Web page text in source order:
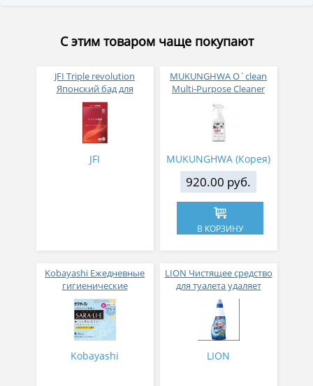
С этим товаром чаще покупают
JFI Triple revolution
Японский бад для
быстрого похудения 60
таблеток на 30 дней
JFI
MUKUNGHWA O`clean
Multi-Purpose Cleaner
Kitchen Натуральное
экологически
безопасное
многоцелевое чистящее
мл
MUKUNGHWA (Корея)
920.00 руб.
В КОРЗИНУ
Kobayashi Ежедневные
гигиенические
прокладки Sarasaty Sara-
li-e с цветочным
ароматом 72 шт
Kobayashi
LION Чистящее средство
для туалета удаляет
стойкие загрязнения,
дезинфицирующее,
дезодорующее с
ароматом свежих трав
LION